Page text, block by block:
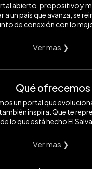
abierto, propositivo y
a un país que avanza, se
de conexión con lo
Ver mas ❯
Qué ofrecemos
un portal que
inspira. Que te
de lo que está hecho El
Ver mas ❯